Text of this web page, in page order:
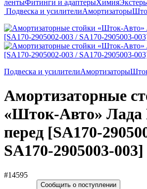
лентыФитинги и адаптерыХимия
Подвеска и усилителиАмортизаторы
Подвеска и усилителиАмортизаторы
Амортизаторные
«Шток-Авто» Лада
перед [SA170-
SA170-2905003-003]
#14595
Сообщить о поступлении